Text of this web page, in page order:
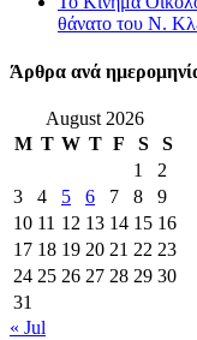
θάνατο του Ν.
Άρθρα ανά
August 2026
M T W T F S
S
1
2
3
4 5 6 7 8
9
10 11 12 13 14 15 16
17 18 19 20 21 22 23
24 25 26 27 28 29 30
31
« Jul